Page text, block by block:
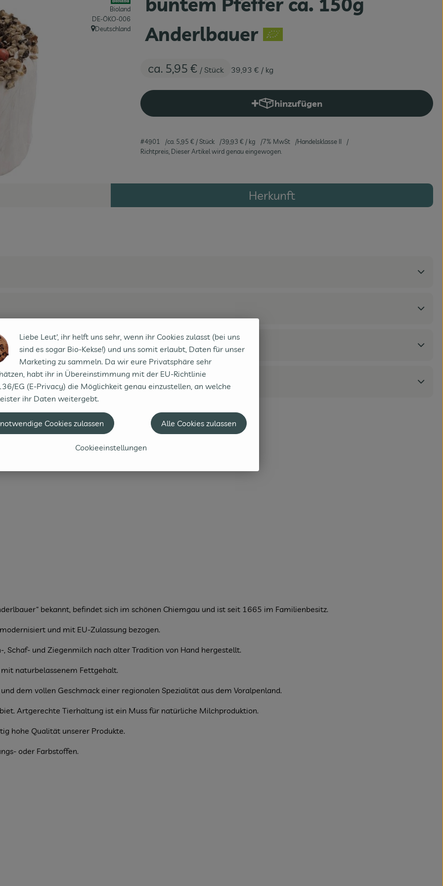
Anderlbauer
ca. 5,95 € / Stück 39,93 € / kg
Bioland
, Kontrollstelle:
DE-ÖKO-006
, Herkunft:
Deutschland
hinzufügen
Produkt zum Warenkorb hinzufügen
#4901 ca. 5,95 € / Stück 39,93 € / kg 7% MwSt
Handelsklasse II
Richtpreis, Dieser Artikel wird genau eingewogen.
Herkunft
bekannt, befindet sich im schönen Chiemgau und ist seit 1665 im Familienbesitz.
und mit EU-Zulassung bezogen.
Schaf- und Ziegenmilch nach alter Tradition von Hand hergestellt.
naturbelassenem Fettgehalt.
dem vollen Geschmack einer regionalen Spezialität aus dem Voralpenland.
Artgerechte Tierhaltung ist ein Muss für natürliche Milchproduktion.
hohe Qualität unserer Produkte.
oder Farbstoffen.
Liebe Leut', ihr helft uns sehr, wenn ihr Cookies zulasst (bei uns
sind es sogar Bio-Kekse!) und uns somit erlaubt, Daten für unser
Marketing zu sammeln. Da wir eure Privatsphäre sehr
habt ihr in Übereinstimmung mit der EU-Richtlinie
EG (E-Privacy) die Möglichkeit genau einzustellen, an welche
ihr Daten weitergebt.
Cookieeinstellungen
Cookies zulassen Alle Cookies zulassen